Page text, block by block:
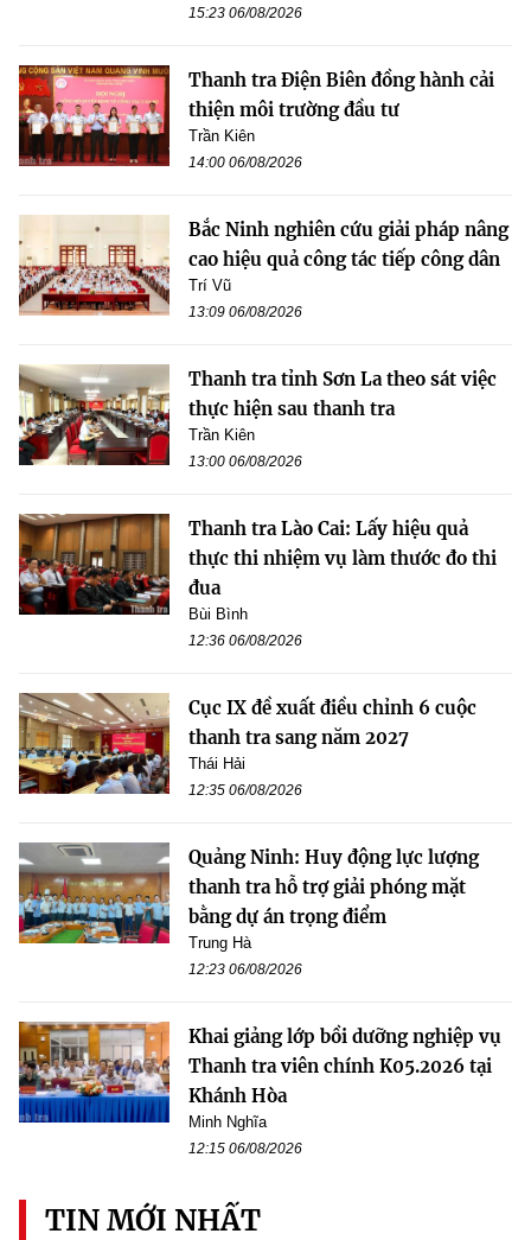
15:23 06/08/2026
Thanh tra Điện Biên đồng hành cải
thiện môi trường đầu tư
Trần Kiên
14:00 06/08/2026
Bắc Ninh nghiên cứu giải pháp nâng
cao hiệu quả công tác tiếp công dân
Trí Vũ
13:09 06/08/2026
Thanh tra tỉnh Sơn La theo sát việc
thực hiện sau thanh tra
Trần Kiên
13:00 06/08/2026
Thanh tra Lào Cai: Lấy hiệu quả
thực thi nhiệm vụ làm thước đo thi
đua
Bùi Bình
12:36 06/08/2026
Cục IX đề xuất điều chỉnh 6 cuộc
thanh tra sang năm 2027
Thái Hải
12:35 06/08/2026
Quảng Ninh: Huy động lực lượng
thanh tra hỗ trợ giải phóng mặt
bằng dự án trọng điểm
Trung Hà
12:23 06/08/2026
Khai giảng lớp bồi dưỡng nghiệp vụ
Thanh tra viên chính K05.2026 tại
Khánh Hòa
Minh Nghĩa
12:15 06/08/2026
TIN MỚI NHẤT